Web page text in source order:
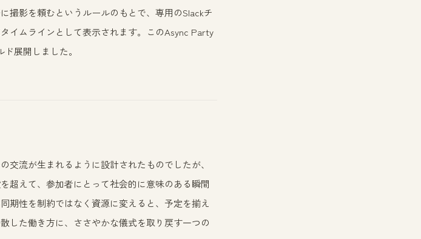
撮影を頼むというルールのもとで、専用のSlackチ
イムラインとして表示されます。このAsync Party
展開しました。
流が生まれるように設計されたものでしたが、
超えて、参加者にとって社会的に意味のある瞬間
期性を制約ではなく資源に変えると、予定を揃え
た働き方に、ささやかな儀式を取り戻す一つの